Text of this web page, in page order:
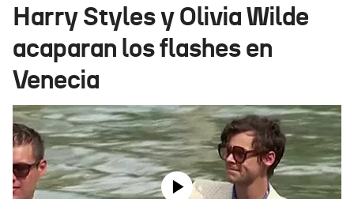
Ikusmiran
Harry Styles y Olivia Wilde
acaparan los flashes en
Venecia